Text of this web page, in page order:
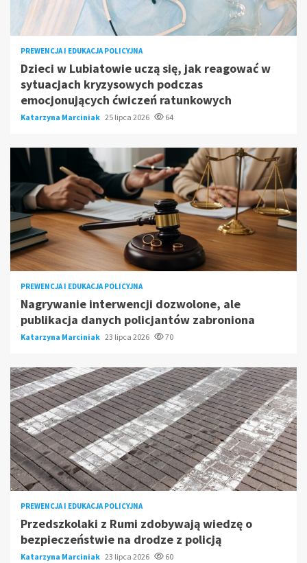
PREWENCJA I EDUKACJA POLICYJNA
Dzieci w Lubiatowie uczą się, jak reagować w
sytuacjach kryzysowych podczas
emocjonujących ćwiczeń ratunkowych
Katarzyna Marciniak 25 lipca 2026 64
PREWENCJA I EDUKACJA POLICYJNA
Nagrywanie interwencji dozwolone, ale
publikacja danych policjantów zabroniona
Katarzyna Marciniak 23 lipca 2026 70
PREWENCJA I EDUKACJA POLICYJNA
Przedszkolaki z Rumi zdobywają wiedzę o
bezpieczeństwie na drodze z policją
Katarzyna Marciniak 23 lipca 2026 60